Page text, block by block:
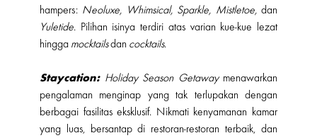
hampers: Neoluxe, Whimsical, Sparkle, Mistletoe,dan
Yuletide. Pilihan isinya terdiri atas varian kue-kue lezat
hingga mocktailsdan cocktails.
Staycation: Holiday Season Getawaymenawarkan
pengalaman menginap yang tak terlupakan dengan
berbagai fasilitas eksklusif. Nikmati kenyamanan kamar
yang luas, bersantap di restoran-restoran terbaik, dan